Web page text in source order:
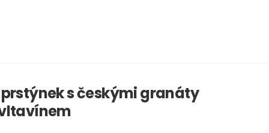
prstýnek s českými granáty